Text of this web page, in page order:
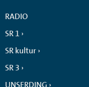
RADIO
SR 1
SR kultur
SR 3
UNSERDING